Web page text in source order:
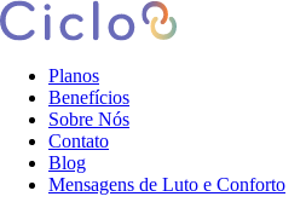
Planos
Benefícios
Sobre Nós
Contato
Blog
Mensagens de Luto e Conforto